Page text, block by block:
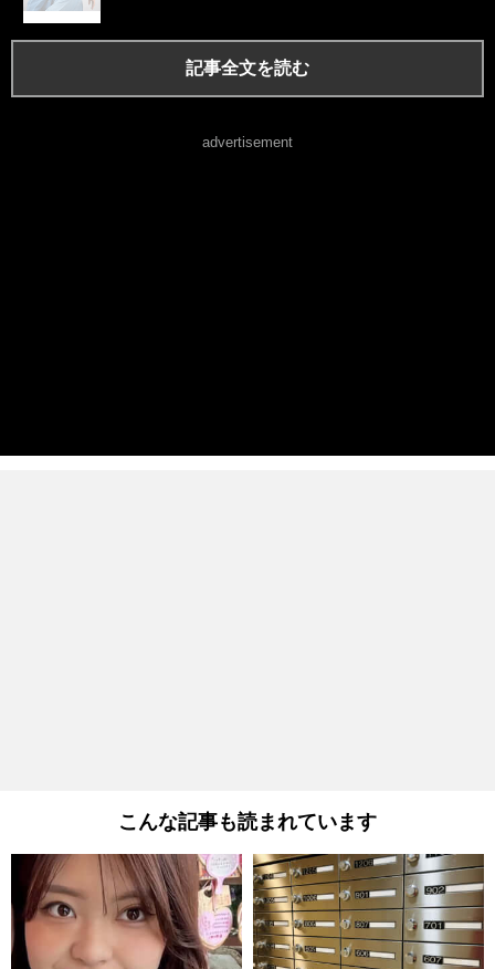
記事全文を読む
advertisement
こんな記事も読まれています